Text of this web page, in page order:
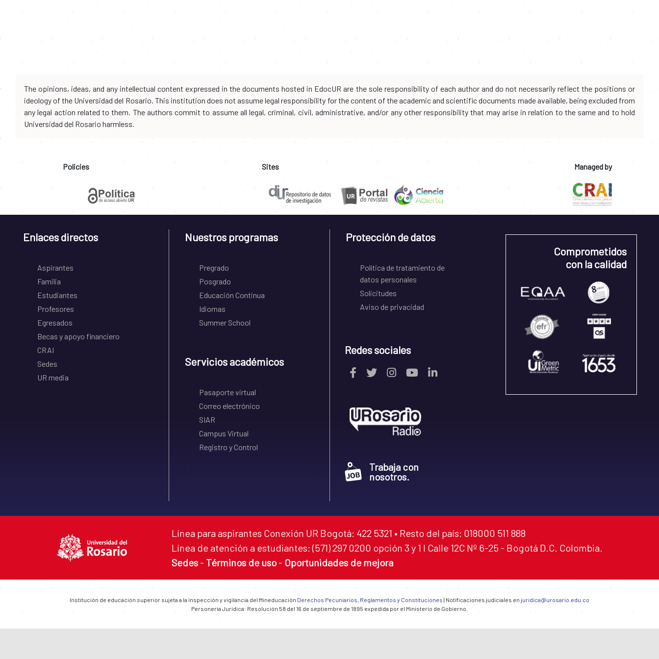
The opinions, ideas, and any intellectual content expressed in the documents hosted in EdocUR are the sole responsibility of each author and do not necessarily reflect the positions or
ideology of the Universidad del Rosario. This institution does not assume legal responsibility for the content of the academic and scientific documents made available, being excluded from
any legal action related to them. The authors commit to assume all legal, criminal, civil, administrative, and/or any other responsibility that may arise in relation to the same and to hold
Universidad del Rosario harmless.
Policies Sites Managed by
Enlaces directos
Aspirantes
Familia
Estudiantes
Profesores
Egresados
Becas y apoyo financiero
CRAI
Sedes
UR media
Nuestros programas
Pregrado
Posgrado
Educación Continua
Idiomas
Summer School
Servicios académicos
Pasaporte virtual
Correo electrónico
SIAR
Campus Virtual
Registro y Control
Protección de datos
Política de tratamiento de
datos personales
Solicitudes
Aviso de privacidad
Redes sociales
Trabaja con
nosotros.
Comprometidos
con la calidad
Línea para aspirantes Conexión UR Bogotá: 422 5321 • Resto del país: 018000 511 888
Línea de atención a estudiantes: (571) 297 0200 opción 3 y 1 I Calle 12C Nº 6-25 - Bogotá D.C. Colombia.
Sedes - Términos de uso - Oportunidades de mejora
Institución de educación superior sujeta a la inspección y vigilancia del Mineducación Derechos Pecuniarios, Reglamentos y Constituciones | Notificaciones judiciales en juridica@urosario.edu.co
Personería Jurídica: Resolución 58 del 16 de septiembre de 1895 expedida por el Ministerio de Gobierno.